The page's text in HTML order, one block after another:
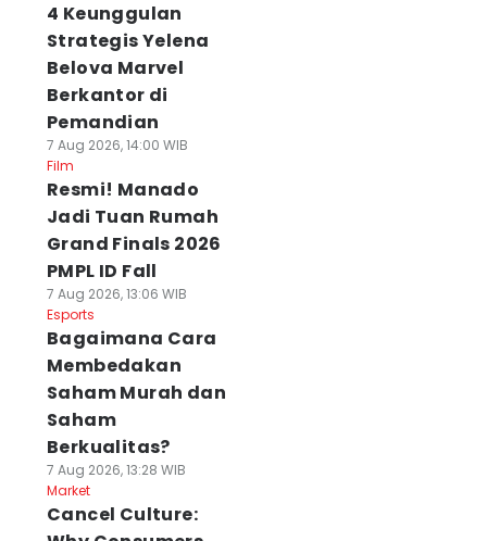
yang Lukai
Inhil Riau
Total
19 Orang
Agu 2026, 20:00 WIB
Akreditasi
Agung Tak Pernah
Dicabut, Ini
Kampus
06 Agu 2026, 19:38 WIB
4 Keunggulan
Strategis Yelena
Belova Marvel
Berkantor di
Pemandian
7 Aug 2026, 14:00 WIB
Film
Resmi! Manado
Jadi Tuan Rumah
Grand Finals 2026
PMPL ID Fall
7 Aug 2026, 13:06 WIB
Esports
Bagaimana Cara
Membedakan
Saham Murah dan
Saham
Berkualitas?
7 Aug 2026, 13:28 WIB
Market
Cancel Culture: